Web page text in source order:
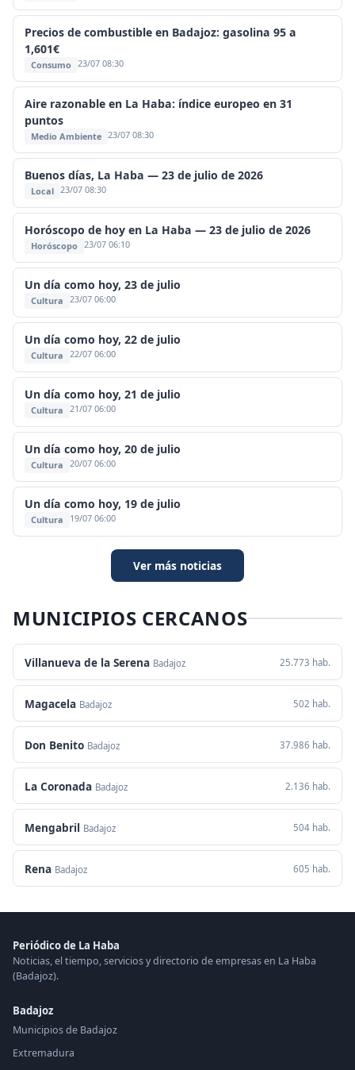
Precios de combustible en Badajoz: gasolina 95 a
1,601€
Consumo 23/07 08:30
Aire razonable en La Haba: índice europeo en 31
puntos
Medio Ambiente 23/07 08:30
Buenos días, La Haba — 23 de julio de 2026
Local 23/07 08:30
Horóscopo de hoy en La Haba — 23 de julio de 2026
Horóscopo 23/07 06:10
Un día como hoy, 23 de julio
Cultura 23/07 06:00
Un día como hoy, 22 de julio
Cultura 22/07 06:00
Un día como hoy, 21 de julio
Cultura 21/07 06:00
Un día como hoy, 20 de julio
Cultura 20/07 06:00
Un día como hoy, 19 de julio
Cultura 19/07 06:00
Ver más noticias
MUNICIPIOS CERCANOS
Villanueva de la Serena Badajoz 25.773 hab.
Magacela Badajoz 502 hab.
Don Benito Badajoz 37.986 hab.
La Coronada Badajoz 2.136 hab.
Mengabril Badajoz 504 hab.
Rena Badajoz 605 hab.
Periódico de La Haba
Noticias, el tiempo, servicios y directorio de empresas en La Haba
(Badajoz).
Badajoz
Municipios de Badajoz
Extremadura